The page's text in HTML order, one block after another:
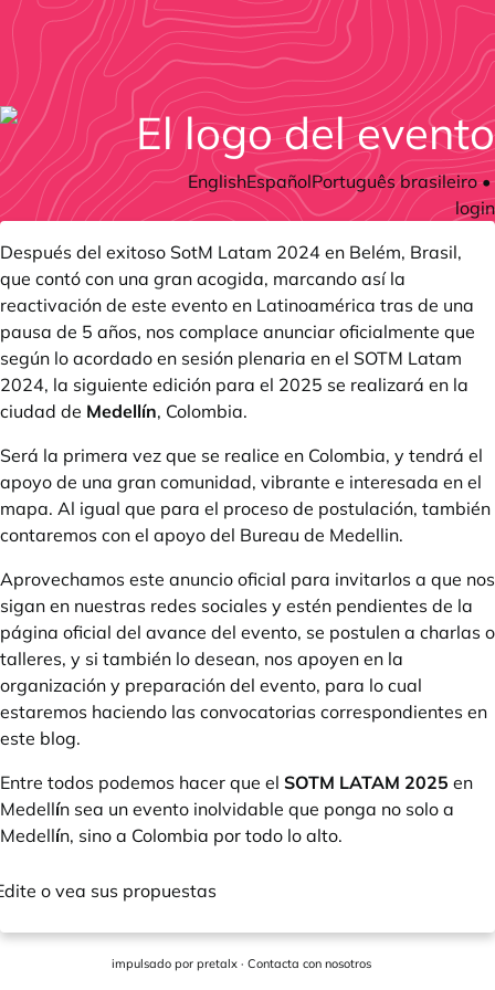
EnglishEspañolPortuguês brasileiro•
login
Después del exitoso SotM Latam 2024 en Belém, Brasil,
que contó con una gran acogida, marcando así la
reactivación de este evento en Latinoamérica tras de una
pausa de 5 años, nos complace anunciar oficialmente que
según lo acordado en sesión plenaria en el SOTM Latam
2024, la siguiente edición para el 2025 se realizará en la
ciudad de Medellín, Colombia.
Será la primera vez que se realice en Colombia, y tendrá el
apoyo de una gran comunidad, vibrante e interesada en el
mapa. Al igual que para el proceso de postulación, también
contaremos con el apoyo del Bureau de Medellin.
Aprovechamos este anuncio oficial para invitarlos a que nos
sigan en nuestras redes sociales y estén pendientes de la
página oficial del avance del evento, se postulen a charlas o
talleres, y si también lo desean, nos apoyen en la
organización y preparación del evento, para lo cual
estaremos haciendo las convocatorias correspondientes en
este blog.
Entre todos podemos hacer que el SOTM LATAM 2025 en
Medellín sea un evento inolvidable que ponga no solo a
Medellín, sino a Colombia por todo lo alto.
o vea sus propuestas
impulsado por pretalx· Contacta con nosotros